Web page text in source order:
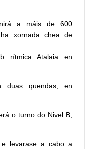
a máis de 600
xornada chea de
rítmica Atalaia en
duas quendas, en
o turno do Nivel B,
levarase a cabo a